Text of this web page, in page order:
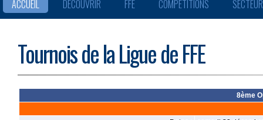
ACCUEIL DÉCOUVRIR FFE COMPÉTITIONS
Tournois de la Ligue de FFE
8ème